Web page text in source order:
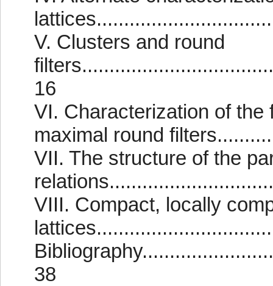
V. Clusters and round
16
VI. Characterization of
maximal round
VII. The structure of the
VIII. Compact, locally
38